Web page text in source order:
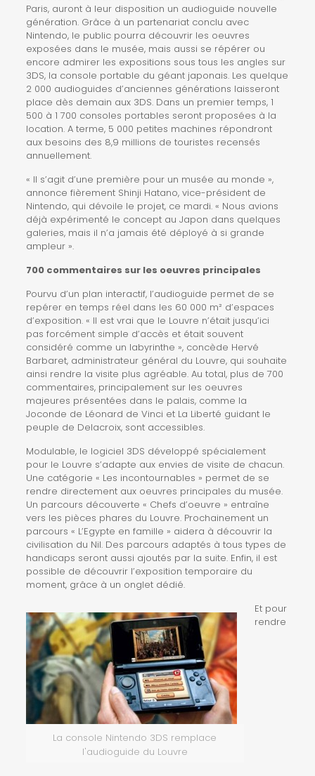
Paris, auront à leur disposition un audioguide nouvelle
génération. Grâce à un partenariat conclu avec
Nintendo, le public pourra découvrir les oeuvres
exposées dans le musée, mais aussi se répérer ou
encore admirer les expositions sous tous les angles sur
3DS, la console portable du géant japonais. Les quelque
2 000 audioguides d’anciennes générations laisseront
place dès demain aux 3DS. Dans un premier temps, 1
500 à 1 700 consoles portables seront proposées à la
location. A terme, 5 000 petites machines répondront
aux besoins des 8,9 millions de touristes recensés
annuellement.
« Il s’agit d’une première pour un musée au monde »,
annonce fièrement Shinji Hatano, vice-président de
Nintendo, qui dévoile le projet, ce mardi. « Nous avions
déjà expérimenté le concept au Japon dans quelques
galeries, mais il n’a jamais été déployé à si grande
ampleur ».
700 commentaires sur les oeuvres principales
Pourvu d’un plan interactif, l’audioguide permet de se
repérer en temps réel dans les 60 000 m² d’espaces
d’exposition. « Il est vrai que le Louvre n’était jusqu’ici
pas forcément simple d’accès et était souvent
considéré comme un labyrinthe », concède Hervé
Barbaret, administrateur général du Louvre, qui souhaite
ainsi rendre la visite plus agréable. Au total, plus de 700
commentaires, principalement sur les oeuvres
majeures présentées dans le palais, comme la
Joconde de Léonard de Vinci et La Liberté guidant le
peuple de Delacroix, sont accessibles.
Modulable, le logiciel 3DS développé spécialement
pour le Louvre s’adapte aux envies de visite de chacun.
Une catégorie « Les incontournables » permet de se
rendre directement aux oeuvres principales du musée.
Un parcours découverte « Chefs d’oeuvre » entraîne
vers les pièces phares du Louvre. Prochainement un
parcours « L’Egypte en famille » aidera à découvrir la
civilisation du Nil. Des parcours adaptés à tous types de
handicaps seront aussi ajoutés par la suite. Enfin, il est
possible de découvrir l’exposition temporaire du
moment, grâce à un onglet dédié.
La console Nintendo 3DS remplace
l'audioguide du Louvre
Et pour
rendre